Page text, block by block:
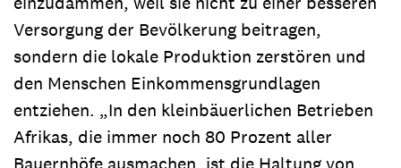
Versorgung der Bevölkerung beitragen,
sondern die lokale Produktion zerstören und
den Menschen Einkommensgrundlagen
entziehen. „In den kleinbäuerlichen Betrieben
Afrikas, die immer noch 80 Prozent aller